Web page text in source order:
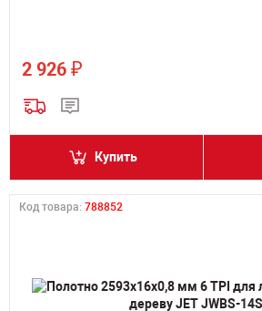
2 926 ₽
Купить
Код товара: 788852